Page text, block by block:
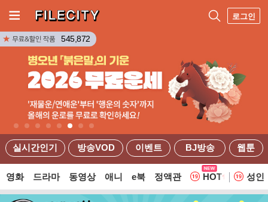
로그인
실시간인기 방송VOD 이벤트 BJ방송 웹툰
545,872
영화 드라마 동영상 애니 e북 정액관 HOT 웹
성인